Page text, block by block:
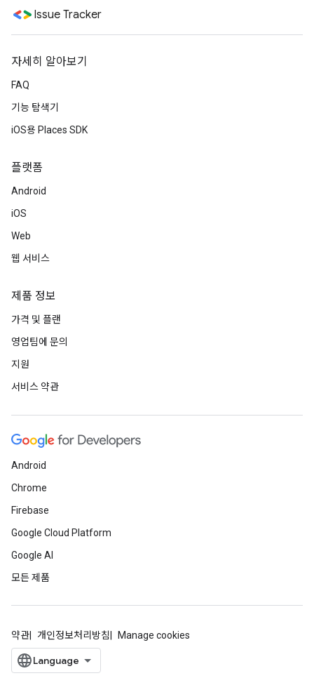
Issue Tracker
자세히 알아보기
FAQ
기능 탐색기
iOS용 Places SDK
플랫폼
Android
iOS
Web
웹 서비스
제품 정보
가격 및 플랜
영업팀에 문의
지원
서비스 약관
Android
Chrome
Firebase
Google Cloud Platform
Google AI
모든 제품
약관 개인정보처리방침 Manage cookies